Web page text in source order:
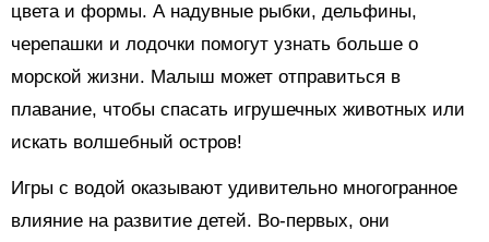
цвета и формы. А надувные рыбки, дельфины,
черепашки и лодочки помогут узнать больше о
морской жизни. Малыш может отправиться в
плавание, чтобы спасать игрушечных животных или
искать волшебный остров!
Игры с водой оказывают удивительно многогранное
влияние на развитие детей. Во-первых, они